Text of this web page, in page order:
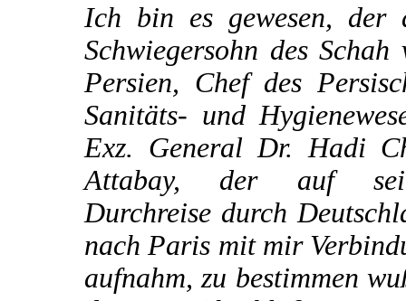
Ich bin es gewesen, der
Schwiegersohn des Schah
Persien, Chef des
Sanitäts- und
Exz. General Dr. Hadi
Attabay, der auf
Durchreise durch
nach Paris mit mir
aufnahm, zu bestimmen